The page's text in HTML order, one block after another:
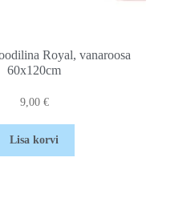
Royal, vanaroosa
60x120cm
9,00 €
Lisa korvi